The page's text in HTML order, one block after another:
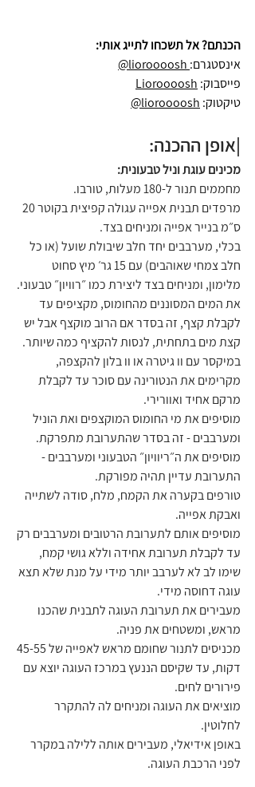
הכנתם? אל תשכחו לתייג אותי:
אינסטגרם:
פייסבוק: Lioroooosh
טיקטוק: lioroooosh@
|אופן ההכנה:
מכינים עוגת וניל טבעונית:
מחממים תנור ל-180 מעלות, טורבו.
ס״מ בנייר אפייה ומניחים בצד.
בכלי, מערבבים יחד חלב שיבולת שועל (או כל
חלב צמחי שאוהבים) עם 15 גר׳ מיץ סחוט
מלימון, ומניחים בצד ליצירת כמו ״רוויון״ טבעוני.
את המים המסוננים מהחומוס, מקציפים עד
לקבלת קצף, זה בסדר אם הרוב מוקצף אבל יש
קצת מים בתחתית, לנסות להקציף כמה שיותר.
במיקסר עם וו גיטרה או וו בלון להקצפה,
מקרימים את הנטורינה עם סוכר עד לקבלת
מרקם אחיד ואוורירי.
מוסיפים את מי החומוס המוקצפים ואת הוניל
ומערבבים - זה בסדר שהתערובת מתפרקת.
מוסיפים את ה״ריוויון״ הטבעוני ומערבבים -
התערובת עדיין תהיה מפורקת.
טורפים בקערה את הקמח, מלח, סודה לשתייה
ואבקת אפייה.
מוסיפים אותם לתערובת הרטובים ומערבבים רק
עד לקבלת תערובת אחידה וללא גושי קמח,
שימו לב לא לערבב יותר מידי על מנת שלא תצא
עוגה דחוסה מידי.
מעבירים את תערובת העוגה לתבנית שהכנו
מראש, ומשטחים את פניה.
דקות, עד שקיסם הננעץ במרכז העוגה יוצא עם
פירורים לחים.
מוציאים את העוגה ומניחים לה להתקרר
לחלוטין.
באופן אידיאלי, מעבירים אותה ללילה במקרר
לפני הרכבת העוגה.